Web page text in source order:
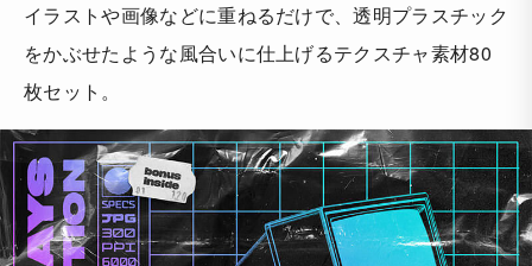
イラストや画像などに重ねるだけで、透明プラスチック
をかぶせたような風合いに仕上げるテクスチャ素材80
枚セット。